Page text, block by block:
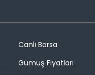
Canlı Borsa
Gümüş Fiyatları